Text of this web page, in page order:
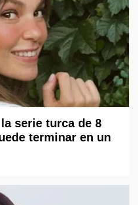
serie turca de 8
terminar en un